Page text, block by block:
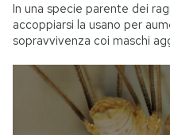
In una specie parente dei
accoppiarsi la usano per
sopravvivenza coi maschi